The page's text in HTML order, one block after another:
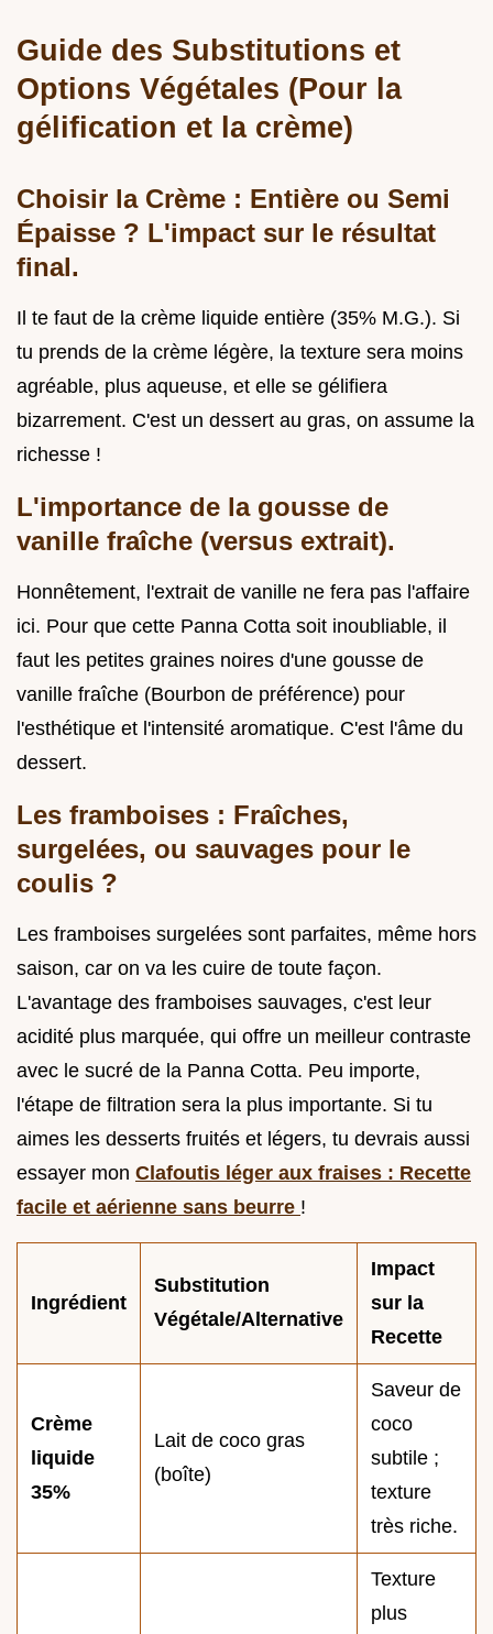
Guide des Substitutions et
Options Végétales (Pour la
gélification et la crème)
Choisir la Crème : Entière ou Semi
Épaisse ? L'impact sur le résultat
final.
Il te faut de la crème liquide entière (35% M.G.). Si
tu prends de la crème légère, la texture sera moins
agréable, plus aqueuse, et elle se gélifiera
bizarrement. C'est un dessert au gras, on assume la
richesse !
L'importance de la gousse de
vanille fraîche (versus extrait).
Honnêtement, l'extrait de vanille ne fera pas l'affaire
ici. Pour que cette Panna Cotta soit inoubliable, il
faut les petites graines noires d'une gousse de
vanille fraîche (Bourbon de préférence) pour
l'esthétique et l'intensité aromatique. C'est l'âme du
dessert.
Les framboises : Fraîches,
surgelées, ou sauvages pour le
coulis ?
Les framboises surgelées sont parfaites, même hors
saison, car on va les cuire de toute façon.
L'avantage des framboises sauvages, c'est leur
acidité plus marquée, qui offre un meilleur contraste
avec le sucré de la Panna Cotta. Peu importe,
l'étape de filtration sera la plus importante. Si tu
aimes les desserts fruités et légers, tu devrais aussi
essayer mon Clafoutis léger aux fraises : Recette
facile et aérienne sans beurre !
Ingrédient
Substitution
Végétale/Alternative
Impact
sur la
Recette
Crème
liquide
35%
Lait de coco gras
(boîte)
Saveur de
coco
subtile ;
texture
très riche.
Texture
plus